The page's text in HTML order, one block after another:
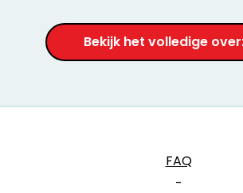
Bekijk het volledige
FAQ
-